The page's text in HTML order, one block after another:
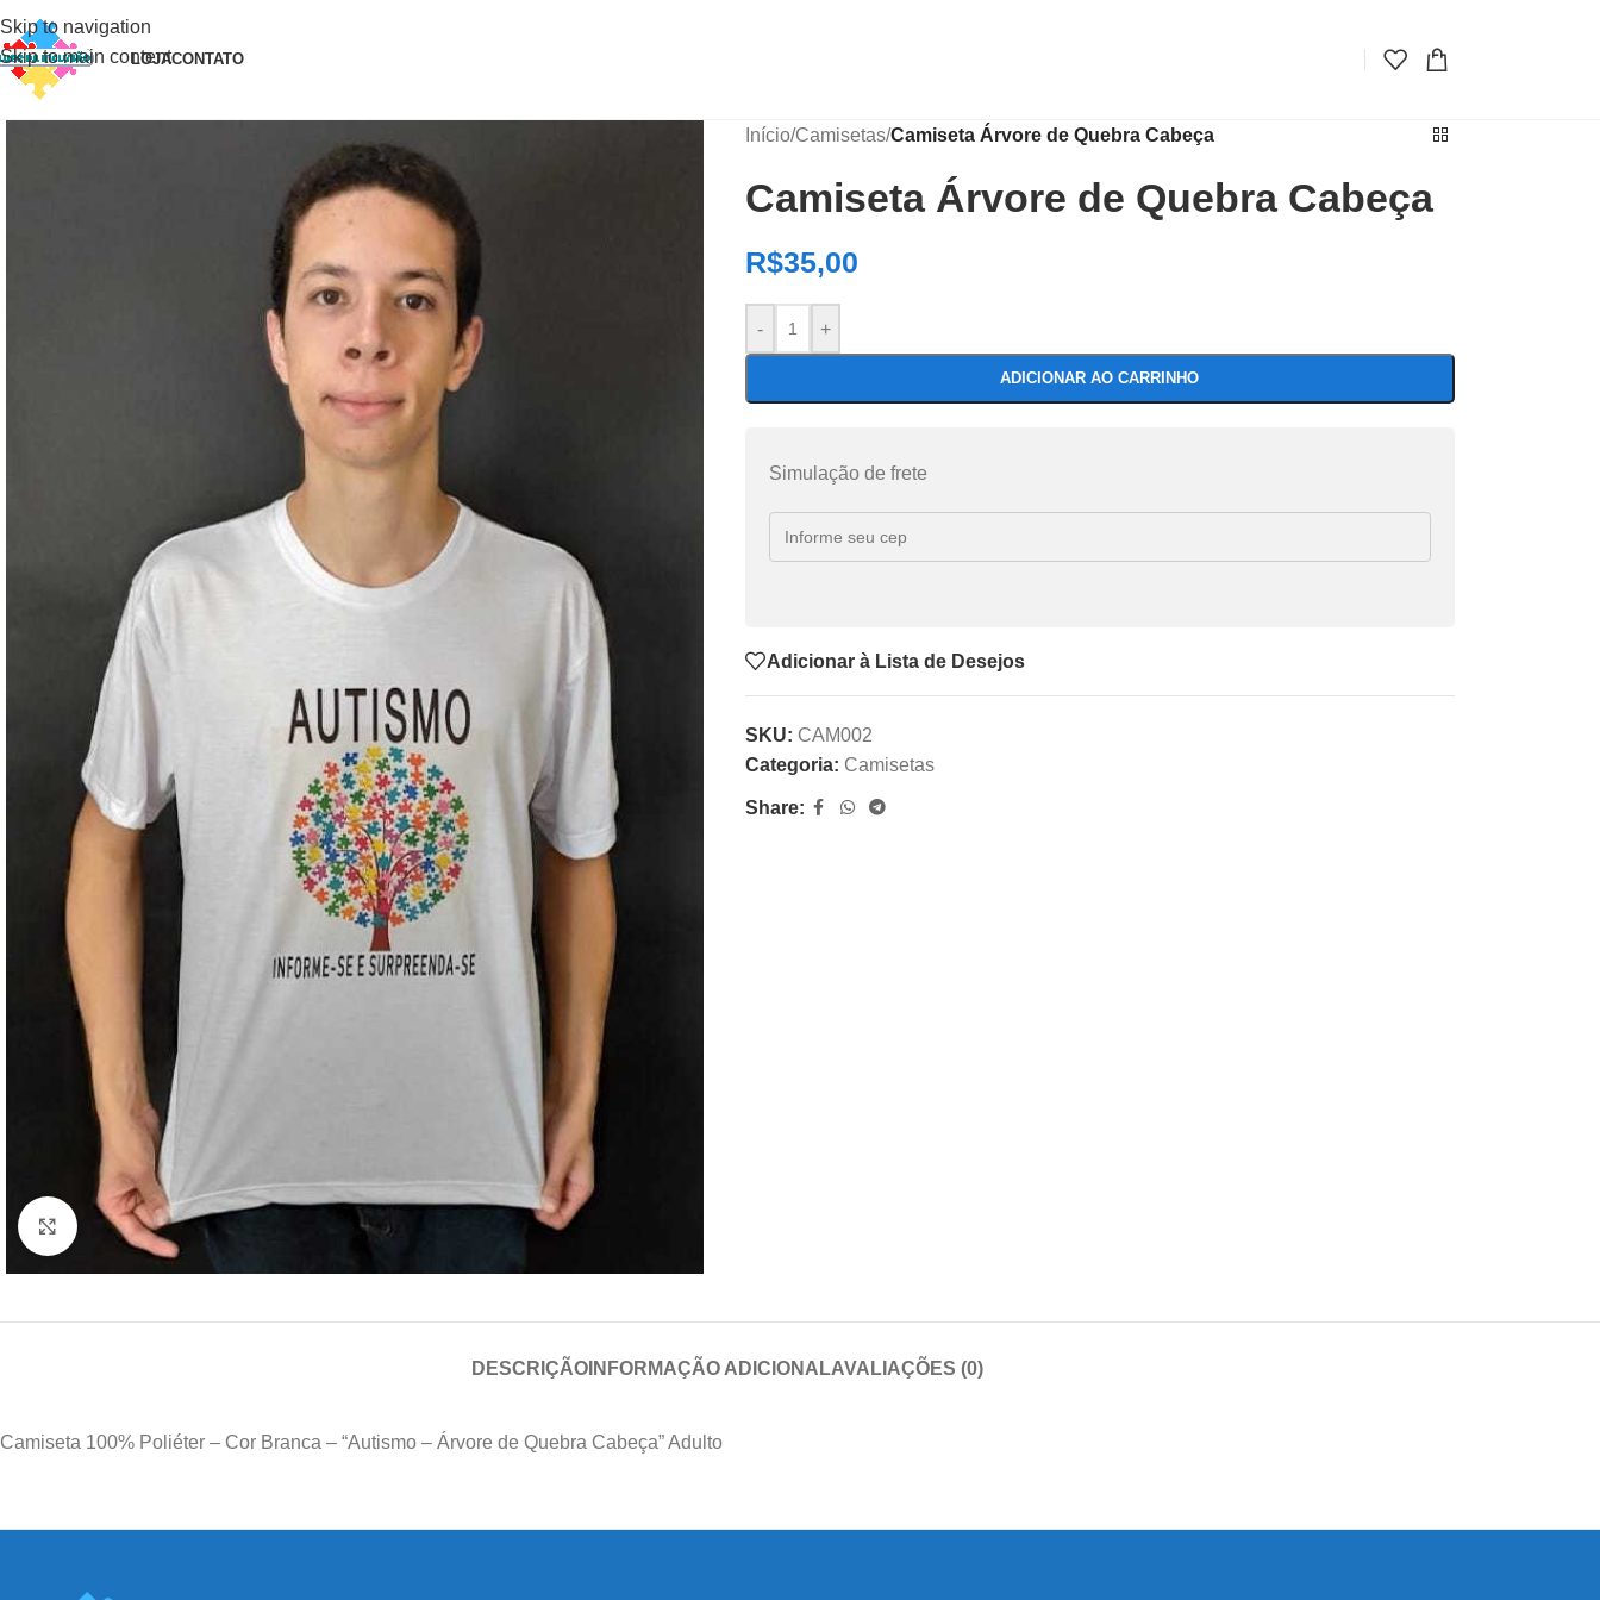
Skip to navigation
Skip to main content
LOJACONTATO
Clique para ampliar
Início/Camisetas/Camiseta Árvore de Quebra Cabeça
Camiseta Árvore de Quebra Cabeça
R$35,00
- +
ADICIONAR AO CARRINHO
Simulação de frete
Adicionar à Lista de Desejos
SKU: CAM002
Categoria: Camisetas
Share:
DESCRIÇÃO INFORMAÇÃO ADICIONALAVALIAÇÕES (0)
Camiseta 100% Poliéter – Cor Branca – “Autismo – Árvore de Quebra Cabeça” Adulto